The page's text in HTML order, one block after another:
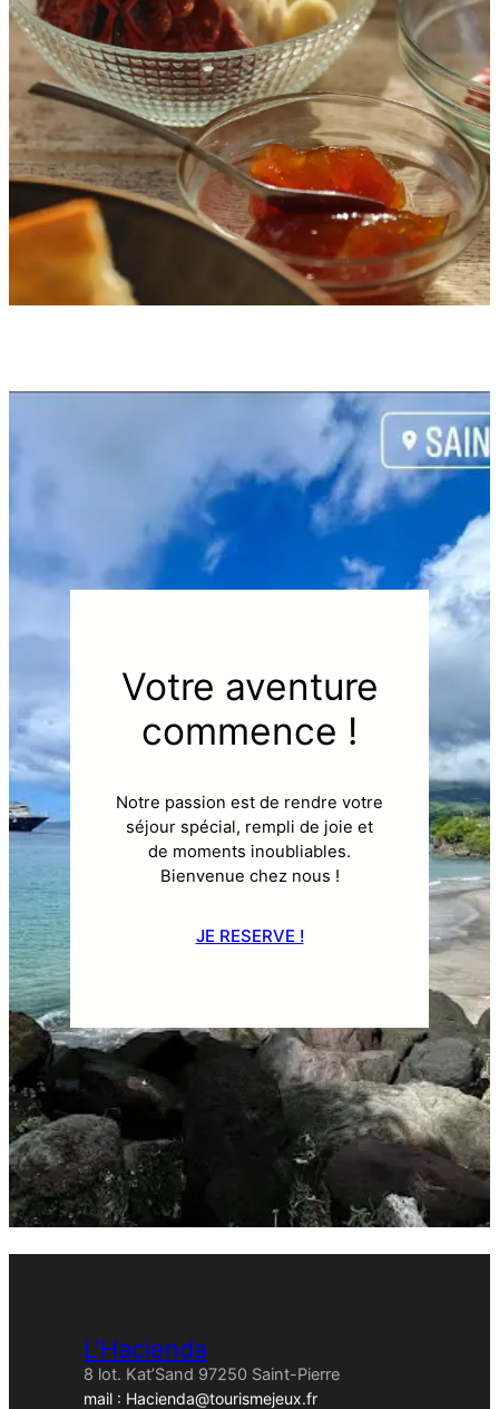
Votre aventure
commence !
Notre passion est de rendre votre
séjour spécial, rempli de joie et
de moments inoubliables.
Bienvenue chez nous !
JE RESERVE !
L'Hacienda
8 lot. Kat’Sand 97250 Saint-Pierre
mail : Hacienda@tourismejeux.fr